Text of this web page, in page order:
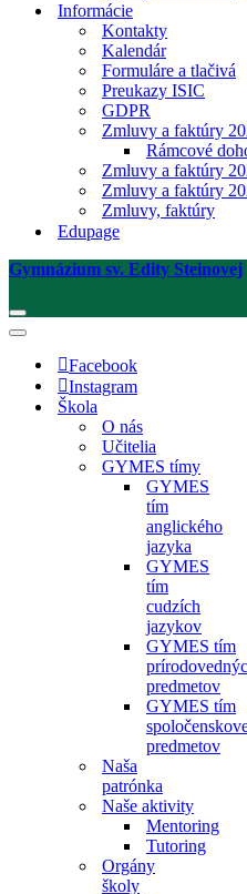
Informácie
Kontakty
Kalendár
Formuláre a tlačivá
Preukazy ISIC
GDPR
Zmluvy a faktúry
Rámcové
Zmluvy a faktúry
Zmluvy a faktúry
Zmluvy, faktúry
Edupage
Gymnázium sv. Edity Steinovej
Menu
navigácie
Menu
navigácieFacebook
Instagram
Škola
O nás
Učitelia
GYMES tímy
GYMES
tím
anglického
jazyka
GYMES
tím
cudzích
jazykov
GYMES tím
predmetov
GYMES tím
predmetov
Naša
patrónka
Naše aktivity
Mentoring
Tutoring
Orgány
školy